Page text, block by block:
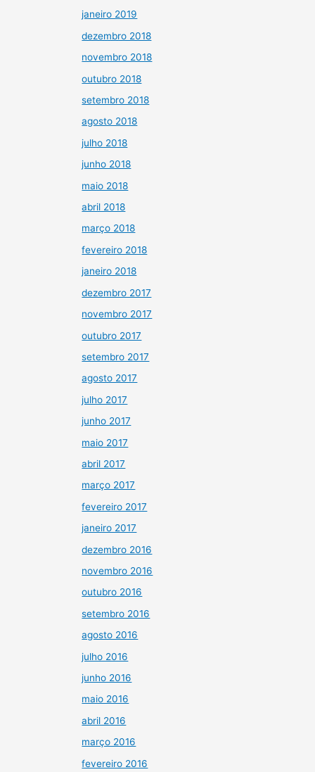
janeiro 2019
dezembro 2018
novembro 2018
outubro 2018
setembro 2018
agosto 2018
julho 2018
junho 2018
maio 2018
abril 2018
março 2018
fevereiro 2018
janeiro 2018
dezembro 2017
novembro 2017
outubro 2017
setembro 2017
agosto 2017
julho 2017
junho 2017
maio 2017
abril 2017
março 2017
fevereiro 2017
janeiro 2017
dezembro 2016
novembro 2016
outubro 2016
setembro 2016
agosto 2016
julho 2016
junho 2016
maio 2016
abril 2016
março 2016
fevereiro 2016